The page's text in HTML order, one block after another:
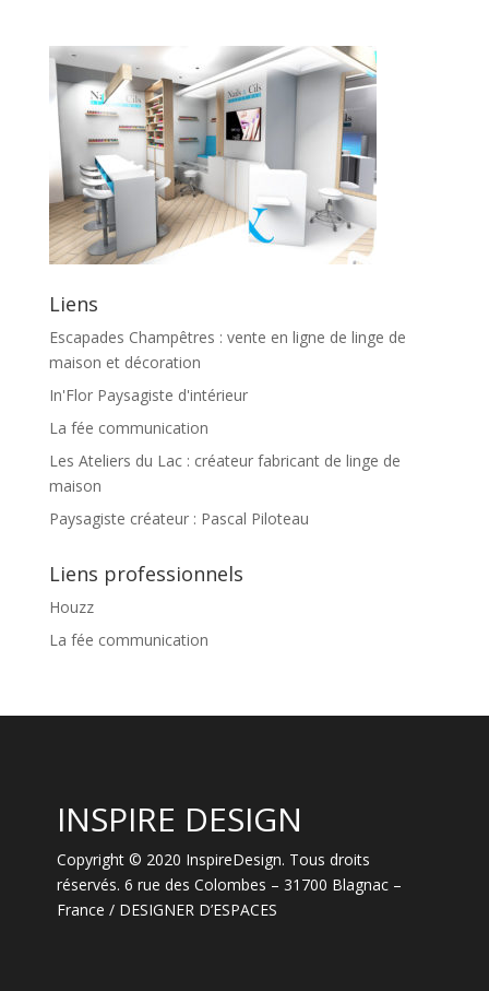
Liens
Escapades Champêtres : vente en ligne de linge de
maison et décoration
In'Flor Paysagiste d'intérieur
La fée communication
Les Ateliers du Lac : créateur fabricant de linge de
maison
Paysagiste créateur : Pascal Piloteau
Liens professionnels
Houzz
La fée communication
INSPIRE DESIGN
Copyright © 2020 InspireDesign. Tous droits
réservés. 6 rue des Colombes – 31700 Blagnac –
France / DESIGNER D’ESPACES